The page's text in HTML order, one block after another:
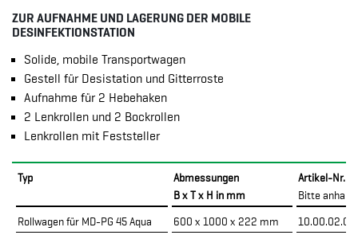
ZUR AUFNAHME UND LAGERUNG DER MOBILE
DESINFEKTIONSTATION
Solide, mobile Transportwagen
Gestell für Desistation und Gitterroste
Aufnahme für 2 Hebehaken
2 Lenkrollen und 2 Bockrollen
Lenkrollen mit Feststeller
Typ
Abmessungen
B x T x H in mm
Artikel-Nr.
Bitte
Rollwagen für MD-PG 45 Aqua 600 x 1000 x 222 mm 10.00.02.09